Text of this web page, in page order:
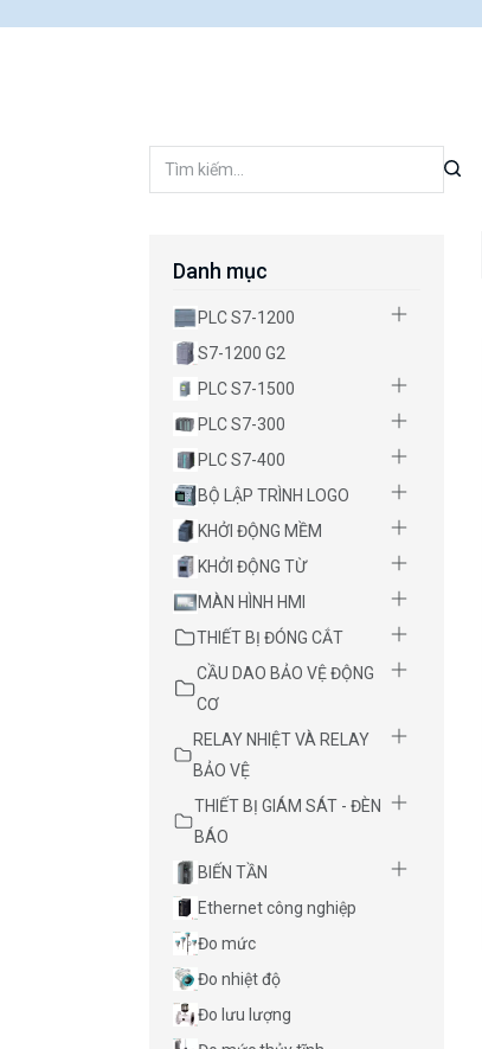
Danh mục
PLC S7-1200
S7-1200 G2
PLC S7-1500
PLC S7-300
PLC S7-400
BỘ LẬP TRÌNH LOGO
KHỞI ĐỘNG MỀM
KHỞI ĐỘNG TỪ
MÀN HÌNH HMI
THIẾT BỊ ĐÓNG CẮT
CẦU DAO BẢO VỆ ĐỘNG
CƠ
RELAY NHIỆT VÀ RELAY
BẢO VỆ
THIẾT BỊ GIÁM SÁT - ĐÈN
BÁO
BIẾN TẦN
Ethernet công nghiệp
Đo mức
Đo nhiệt độ
Đo lưu lượng